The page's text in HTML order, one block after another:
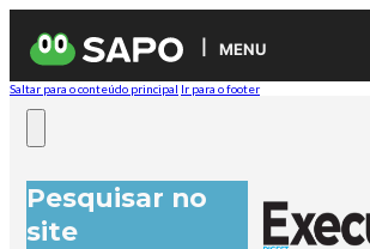
MENU
Saltar para o conteúdo principal Ir para o footer
Pesquisar no
site